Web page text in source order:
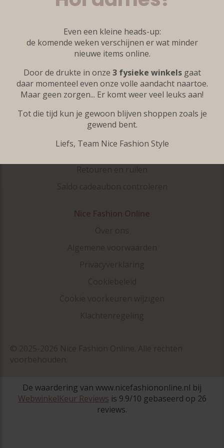
Kleine maten
Accessoires
Onze merken
Inspiratie
Klantenservice
Veelgestelde vragen
Nice Fashion Online
Even een kleine heads-up:
de komende weken verschijnen er wat minder
nieuwe items online.
Door de drukte in onze 3 fysieke winkelsgaat
daar momenteel even onze volle aandacht naartoe.
Maar geen zorgen... Er komt weer veel leuks aan!
Tot die tijd kun je gewoon blijven shoppen zoals je
gewend bent.
Liefs, Team Nice Fashion Style
De waardering van www.nicefashiononline.nl bij
WebwinkelKeur Reviews is 9.9/10 gebaseerd op 26
reviews.